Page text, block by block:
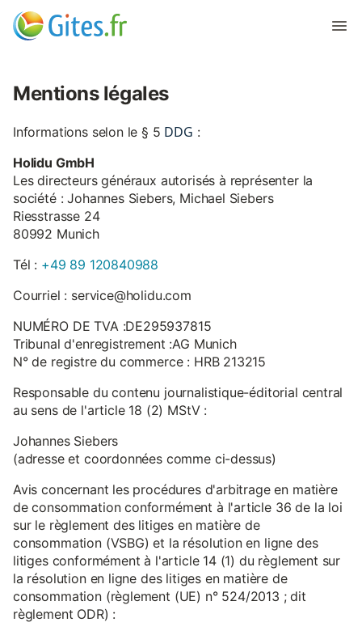
Mentions légales
Informations selon le § 5 DDG :
Holidu GmbH
Les directeurs généraux autorisés à représenter la
société : Johannes Siebers, Michael Siebers
Riesstrasse 24
80992 Munich
Tél : +49 89 120840988
Courriel : service@holidu.com
NUMÉRO DE TVA :DE295937815
Tribunal d'enregistrement :AG Munich
N° de registre du commerce : HRB 213215
Responsable du contenu journalistique-éditorial central
au sens de l'article 18 (2) MStV :
Johannes Siebers
(adresse et coordonnées comme ci-dessus)
Avis concernant les procédures d'arbitrage en matière
de consommation conformément à l'article 36 de la loi
sur le règlement des litiges en matière de
consommation (VSBG) et la résolution en ligne des
litiges conformément à l'article 14 (1) du règlement sur
la résolution en ligne des litiges en matière de
consommation (règlement (UE) n° 524/2013 ; dit
règlement ODR) :